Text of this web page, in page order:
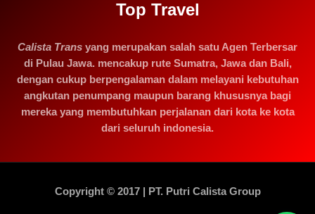
Top Travel
Calista Trans yang merupakan salah satu Agen Terbersar
di Pulau Jawa. mencakup rute Sumatra, Jawa dan Bali,
dengan cukup berpengalaman dalam melayani kebutuhan
angkutan penumpang maupun barang khususnya bagi
mereka yang membutuhkan perjalanan dari kota ke kota
dari seluruh indonesia.
Copyright © 2017 | PT. Putri Calista Group